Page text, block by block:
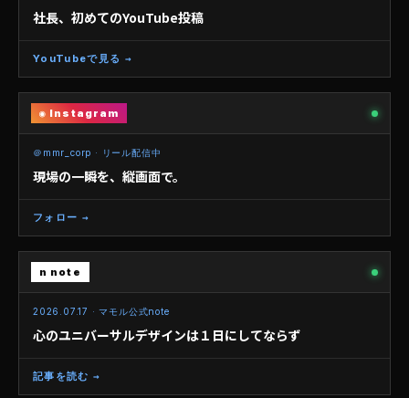
社長、初めてのYouTube投稿
YouTubeで見る →
◉ Instagram
REEL
＠mmr_corp · リール配信中
現場の一瞬を、縦画面で。
フォロー →
n note
2026.07.17 · マモル公式note
心のユニバーサルデザインは１日にしてならず
記事を読む →